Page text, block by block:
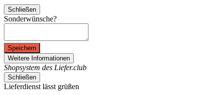
Schließen
Sonderwünsche?
Speichern
Weitere Informationen
Shopsystem des Liefer.club
Schließen
Lieferdienst lässt grüßen